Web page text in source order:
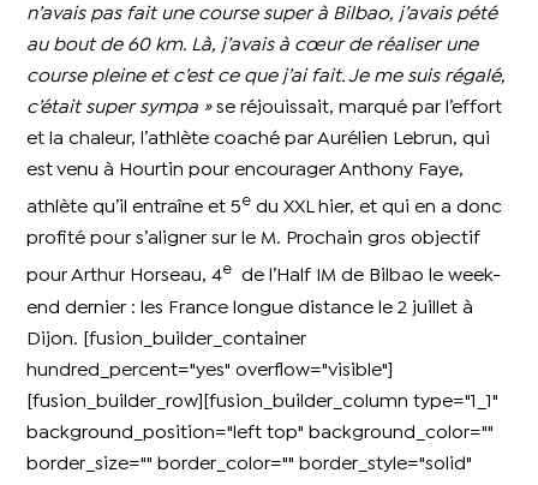
n’avais pas fait une course super à Bilbao, j’avais pété
au bout de 60 km. Là, j’avais à cœur de réaliser une
course pleine et c’est ce que j’ai fait. Je me suis régalé,
c’était super sympa »se réjouissait, marqué par l’effort
et la chaleur, l’athlète coaché par Aurélien Lebrun, qui
est venu à Hourtin pour encourager Anthony Faye,
athlète qu’il entraîne et 5e du XXL hier, et qui en a donc
profité pour s’aligner sur le M. Prochain gros objectif
pour Arthur Horseau, 4e
de l’Half IM de Bilbao le week-
end dernier : les France longue distance le 2 juillet à
Dijon. [fusion_builder_container
hundred_percent="yes" overflow="visible"]
[fusion_builder_row][fusion_builder_column type="1_1"
background_position="left top" background_color=""
border_size="" border_color="" border_style="solid"